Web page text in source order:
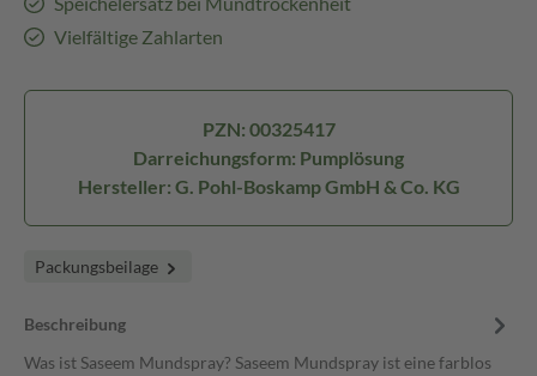
Vielfältige Zahlarten
PZN: 00325417
Darreichungsform: Pumplösung
Hersteller: G. Pohl-Boskamp GmbH & Co. KG
Packungsbeilage
Beschreibung
Was ist Saseem Mundspray? Saseem Mundspray ist eine farblos